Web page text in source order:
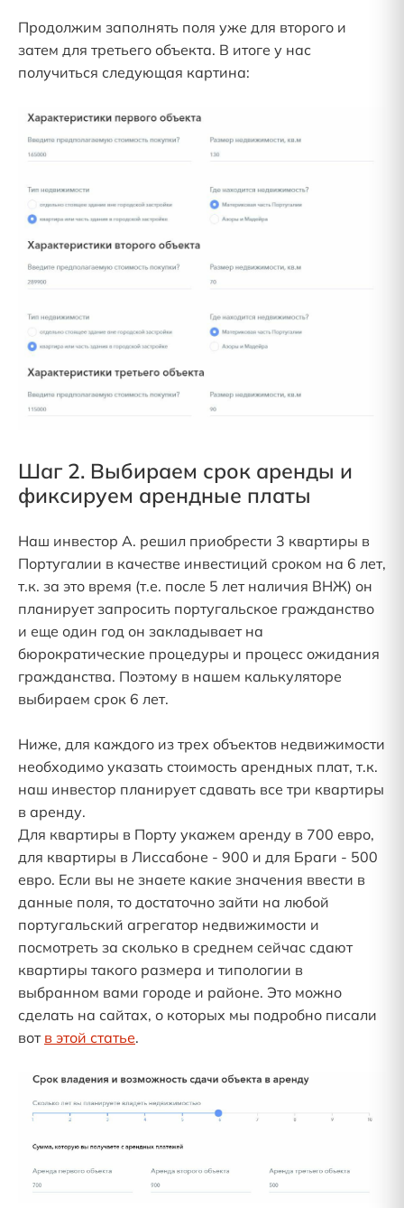
Продолжим заполнять поля уже для второго и
затем для третьего объекта. В итоге у нас
получиться следующая картина:
Шаг 2. Выбираем срок аренды и
фиксируем арендные платы
Наш инвестор А. решил приобрести 3 квартиры в
Португалии в качестве инвестиций сроком на 6 лет,
т.к. за это время (т.е. после 5 лет наличия ВНЖ) он
планирует запросить португальское гражданство
и еще один год он закладывает на
бюрократические процедуры и процесс ожидания
гражданства. Поэтому в нашем калькуляторе
выбираем срок 6 лет.
Ниже, для каждого из трех объектов недвижимости
необходимо указать стоимость арендных плат, т.к.
наш инвестор планирует сдавать все три квартиры
в аренду.
Для квартиры в Порту укажем аренду в 700 евро,
для квартиры в Лиссабоне - 900 и для Браги - 500
евро. Если вы не знаете какие значения ввести в
данные поля, то достаточно зайти на любой
португальский агрегатор недвижимости и
посмотреть за сколько в среднем сейчас сдают
квартиры такого размера и типологии в
выбранном вами городе и районе. Это можно
сделать на сайтах, о которых мы подробно писали
вот в этой статье.